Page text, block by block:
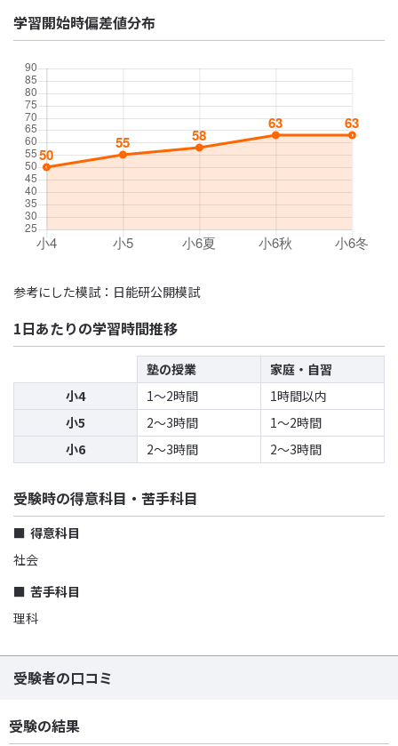
学習開始時偏差値分布
参考にした模試：日能研公開模試
1日あたりの学習時間推移
塾の授業
家庭・自習
小4
1〜2時間
1時間以内
小5
2〜3時間
1〜2時間
小6
2〜3時間 2〜3時間
受験時の得意科目・苦手科目
得意科目
社会
苦手科目
理科
受験者の口コミ
受験の結果